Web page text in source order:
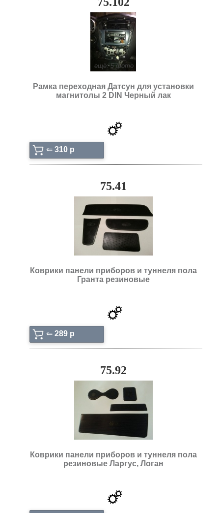
ещё: 5 фото
Рамка переходная Датсун для установки
магнитолы 2 DIN Черный лак
⇐ 310 p
75.41
Коврики панели приборов и туннеля пола
Гранта резиновые
⇐ 289 p
75.92
Коврики панели приборов и туннеля пола
резиновые Ларгус, Логан